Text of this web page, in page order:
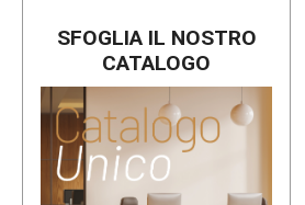
SFOGLIA IL NOSTRO
CATALOGO